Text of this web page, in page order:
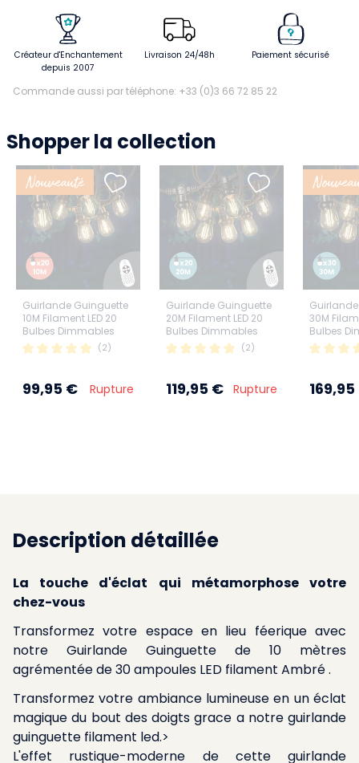
Créateur d'Enchantement
depuis 2007
Livraison 24/48h Paiement sécurisé
Commande aussi par téléphone: +33 (0)3 66 72 85 22
Shopper la collection
Guirlande Guinguette
10M Filament LED 20
Bulbes Dimmables
avec variateur et
télécommande
(2)
99,95 € Rupture
Nouveauté
Guirlande Guinguette
20M Filament LED 20
Bulbes Dimmables
Avec Variateur et
Télécommande
(2)
119,95 € Rupture
30M
Bulbes
Description détaillée
La touche d'éclat qui métamorphose votre
chez-vous
Transformez votre espace en lieu féerique avec
notre Guirlande Guinguette de 10 mètres
agrémentée de 30 ampoules LED filament Ambré .
Transformez votre ambiance lumineuse en un éclat
magique du bout des doigts grace a notre guirlande
guinguette filament led.>
L'effet rustique-moderne de cette guirlande